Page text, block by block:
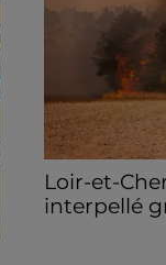
mairie de
Loir-et-
interpellé